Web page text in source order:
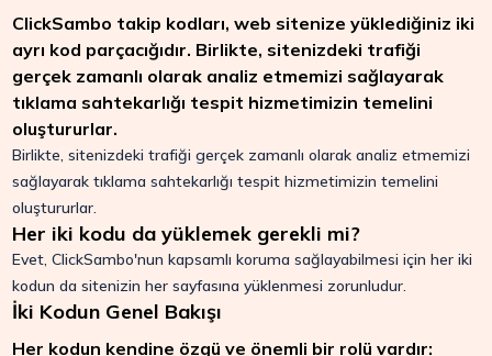
ClickSambo takip kodları, web sitenize yüklediğiniz iki
ayrı kod parçacığıdır. Birlikte, sitenizdeki trafiği
gerçek zamanlı olarak analiz etmemizi sağlayarak
tıklama sahtekarlığı tespit hizmetimizin temelini
oluştururlar.
Birlikte, sitenizdeki trafiği gerçek zamanlı olarak analiz etmemizi
sağlayarak tıklama sahtekarlığı tespit hizmetimizin temelini
oluştururlar.
Her iki kodu da yüklemek gerekli mi?
Evet, ClickSambo'nun kapsamlı koruma sağlayabilmesi için her iki
kodun da sitenizin her sayfasına yüklenmesi zorunludur.
İki Kodun Genel Bakışı
Her kodun kendine özgü ve önemli bir rolü vardır: